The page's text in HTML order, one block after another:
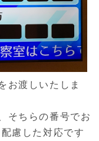
お渡しいたしま
そちらの番号でお
慮した対応です